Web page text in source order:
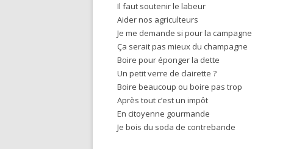
Il faut soutenir le labeur
Aider nos agriculteurs
Je me demande si pour la campagne
Ça serait pas mieux du champagne
Boire pour éponger la dette
Un petit verre de clairette ?
Boire beaucoup ou boire pas trop
Après tout c’est un impôt
En citoyenne gourmande
Je bois du soda de contrebande